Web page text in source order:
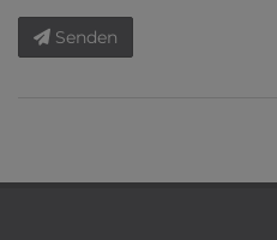
Senden